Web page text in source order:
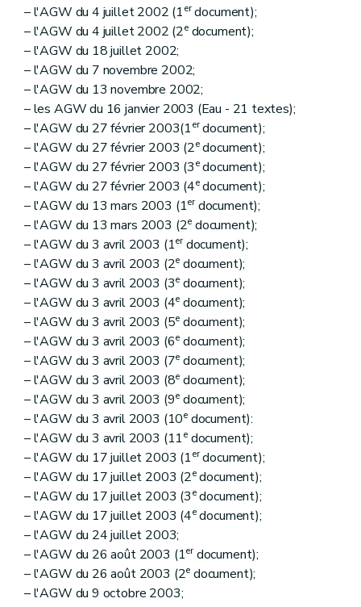
– l'AGW du 4 juillet 2002 (1erdocument);
– l'AGW du 4 juillet 2002 (2edocument);
– l'AGW du 18 juillet 2002;
– l'AGW du 7 novembre 2002;
– l'AGW du 13 novembre 2002;
– les AGW du 16 janvier 2003 (Eau - 21 textes);
– l'AGW du 27 février 2003(1erdocument);
– l'AGW du 27 février 2003 (2edocument);
– l'AGW du 27 février 2003 (3edocument);
– l'AGW du 27 février 2003 (4edocument);
– l'AGW du 13 mars 2003 (1erdocument);
– l'AGW du 13 mars 2003 (2e document);
– l'AGW du 3 avril 2003 (1erdocument);
– l'AGW du 3 avril 2003 (2e document);
– l'AGW du 3 avril 2003 (3e document);
– l'AGW du 3 avril 2003 (4e document);
– l'AGW du 3 avril 2003 (5e document);
– l'AGW du 3 avril 2003 (6e document);
– l'AGW du 3 avril 2003 (7e document);
– l'AGW du 3 avril 2003 (8e document);
– l'AGW du 3 avril 2003 (9e document);
– l'AGW du 3 avril 2003 (10edocument):
– l'AGW du 3 avril 2003 (11edocument);
– l'AGW du 17 juillet 2003 (1erdocument);
– l'AGW du 17 juillet 2003 (2edocument);
– l'AGW du 17 juillet 2003 (3edocument);
– l'AGW du 17 juillet 2003 (4edocument);
– l'AGW du 24 juillet 2003;
– l'AGW du 26 août 2003 (1erdocument);
– l'AGW du 26 août 2003 (2e document);
– l'AGW du 9 octobre 2003;